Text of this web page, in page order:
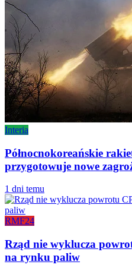
Interia
Północnokoreańskie
przygotowuje nowe
1 dni temu
RMF24
Rząd nie wyklucza
na rynku paliw